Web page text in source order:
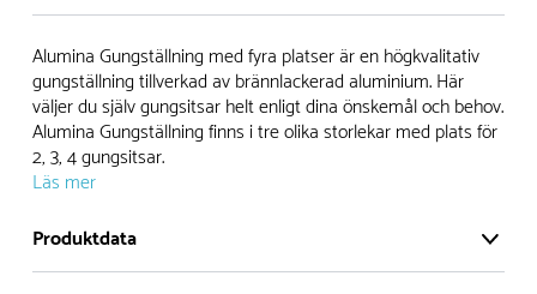
Normalt sätt tillverkar vi alla produkter efter beställning.
Detta gör vi för att garantera att du inte ska få en produkt
som legat på en hylla under längre tid och därför förkortat
livslängden på produkten.
Däremot har vi många produkter utan trä som kan
levereras i stort sett omgående, exempelvis Boulder Rocks,
gungor, mål, basket, bordtennis, fristående rutschar,
Alumina Gungställning med fyra platser är en högkvalitativ
gungställning tillverkad av brännlackerad aluminium. Här
väljer du själv gungsitsar helt enligt dina önskemål och behov.
Alumina Gungställning finns i tre olika storlekar med plats för
2, 3, 4 gungsitsar.
Läs mer
Produktdata